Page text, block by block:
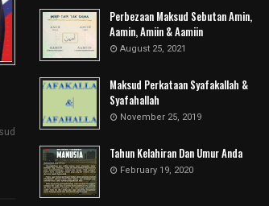
Perbezaan Maksud Sebutan Amin,
Aamin, Amiin & Aamiin
August 25, 2021
Maksud Perkataan Syafakallah &
Syafahallah
November 25, 2019
Tahun Kelahiran Dan Umur Anda
February 19, 2020